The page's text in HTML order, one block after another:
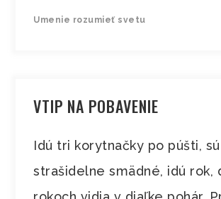
Umenie rozumieť svetu
VTIP NA POBAVENIE
Idú tri korytnačky po púšti, sú
strašidelne smädné, idú rok,